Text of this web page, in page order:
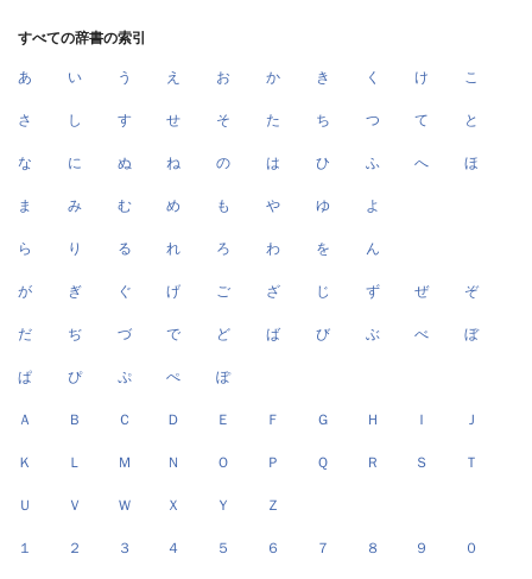
すべての辞書の索引
あ い う え お か き く け こ
さ し す せ そ た ち つ て と
な に ぬ ね の は ひ ふ へ ほ
ま み む め も や ゆ よ
ら り る れ ろ わ を ん
が ぎ ぐ げ ご ざ じ ず ぜ ぞ
だ ぢ づ で ど ば び ぶ べ ぼ
ぱ ぴ ぷ ぺ ぽ
Ａ Ｂ Ｃ Ｄ Ｅ Ｆ Ｇ Ｈ Ｉ Ｊ
Ｋ Ｌ Ｍ Ｎ Ｏ Ｐ Ｑ Ｒ Ｓ Ｔ
Ｕ Ｖ Ｗ Ｘ Ｙ Ｚ
１ ２ ３ ４ ５ ６ ７ ８ ９ ０